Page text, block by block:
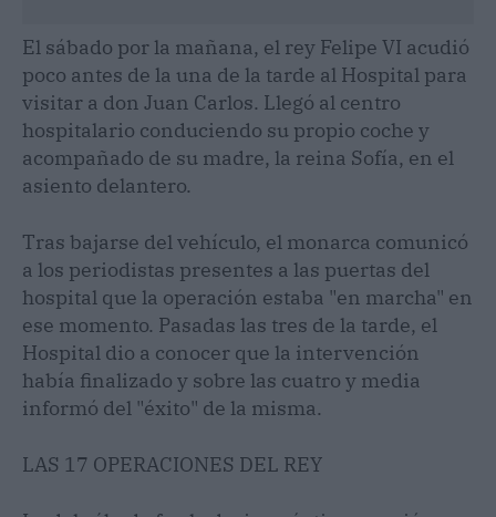
El sábado por la mañana, el rey Felipe VI acudió
poco antes de la una de la tarde al Hospital para
visitar a don Juan Carlos. Llegó al centro
hospitalario conduciendo su propio coche y
acompañado de su madre, la reina Sofía, en el
asiento delantero.
Tras bajarse del vehículo, el monarca comunicó
a los periodistas presentes a las puertas del
hospital que la operación estaba "en marcha" en
ese momento. Pasadas las tres de la tarde, el
Hospital dio a conocer que la intervención
había finalizado y sobre las cuatro y media
informó del "éxito" de la misma.
LAS 17 OPERACIONES DEL REY